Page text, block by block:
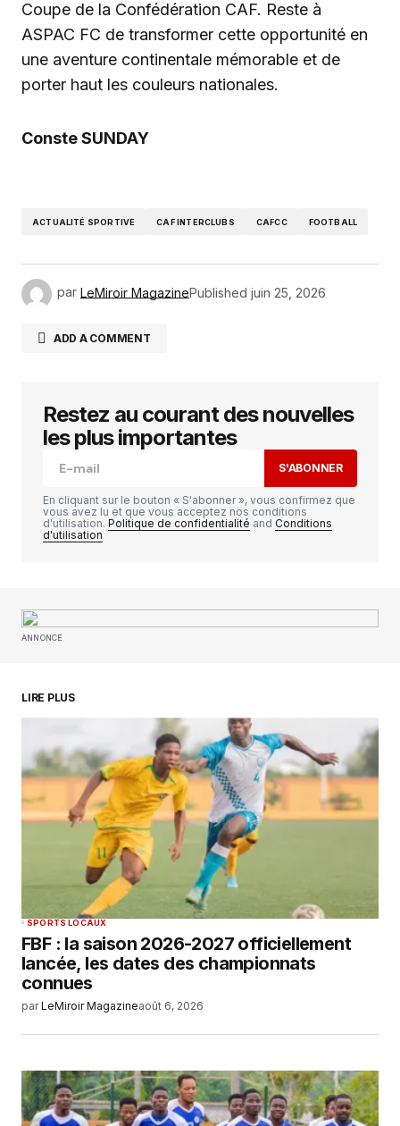
Coupe de la Confédération CAF. Reste à
ASPAC FC de transformer cette opportunité en
une aventure continentale mémorable et de
porter haut les couleurs nationales.
Conste SUNDAY
ACTUALITÉ SPORTIVE CAF INTERCLUBS CAFCC FOOTBALL
par LeMiroir MagazinePublished juin 25, 2026
ADD A COMMENT
Votre adresse e-mail ne sera pas publiée. Les
champs obligatoires sont indiqués avec
Enregistrer mon nom, mon e-mail et mon
commentaire.
SUBMIT COMMENT
Restez au courant des nouvelles
les plus importantes
S'ABONNER
En cliquant sur le bouton « S'abonner », vous confirmez que
vous avez lu et que vous acceptez nos conditions
d'utilisation. Politique de confidentialité and Conditions
d'utilisation
ANNONCE
LIRE PLUS
SPORTS LOCAUX
FBF : la saison 2026-2027 officiellement
lancée, les dates des championnats
connues
par LeMiroir Magazineaoût 6, 2026